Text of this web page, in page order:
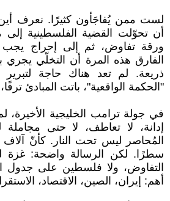
لست ممن يُفاجَأون كثيرًا. نعرف
أن تحوّلت القضية الفلسطينية
ورقة تفاوض، ثم إلى إحراج
الفارق هذه المرة أن التخلّي يجري
ذريعة. لم تعد هناك حاجة
"الحكمة الواقعية"، باتت المبادئ
في جولة ترامب الخليجية الأخيرة،
إدانة، لا تعاطف، لا حتى مجاملة
المُحاصر ليس تحت النار. كأنّ آلاف
سطرًا. لكن الرسالة واضحة: غزة
التفاوض، ولا فلسطين على جدول
أهم: إيران، الصين، الاقتصاد،